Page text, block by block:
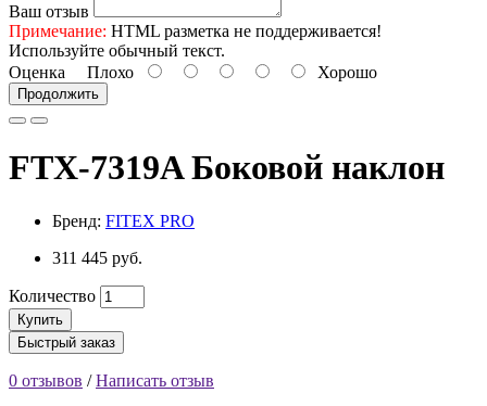
Ваш отзыв
Примечание: HTML разметка не поддерживается!
Используйте обычный текст.
Оценка Плохо Хорошо
Продолжить
FTX-7319A Боковой наклон
Бренд: FITEX PRO
311 445 руб.
Количество
Купить
Быстрый заказ
0 отзывов /Написать отзыв